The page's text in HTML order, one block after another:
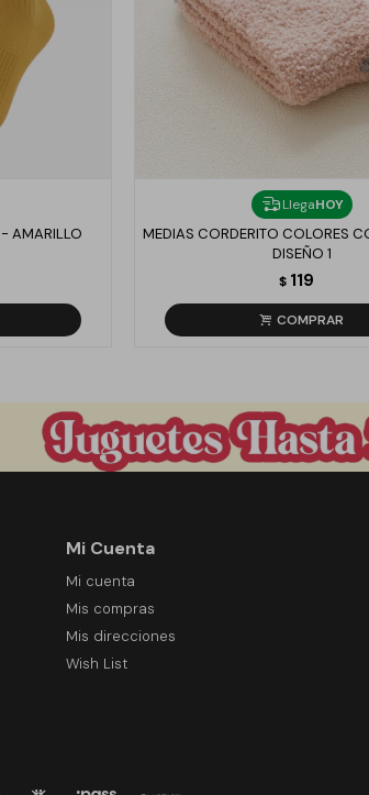
AMARILLO
LlegaHOY
MEDIAS CORDERITO COLORES
DISEÑO 1
$ 119
Mi Cuenta
Mi cuenta
Mis compras
Mis direcciones
Wish List